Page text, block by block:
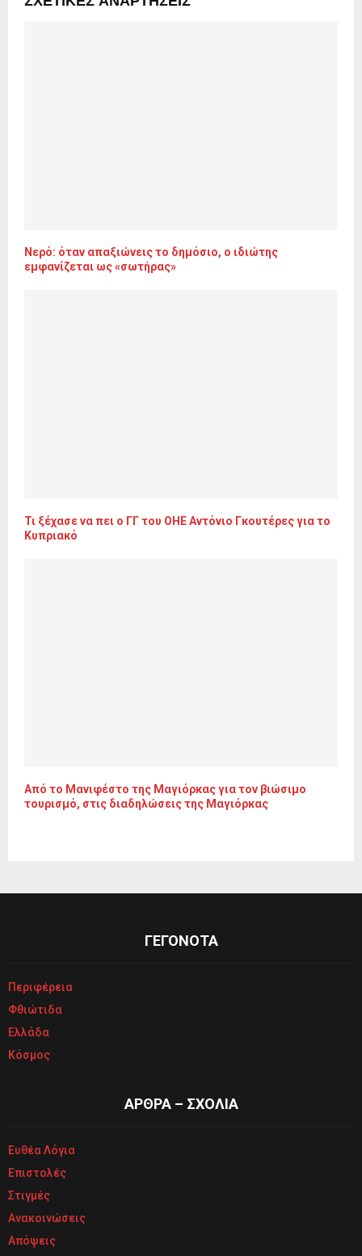
Νερό: όταν απαξιώνεις το δημόσιο, ο ιδιώτης
εμφανίζεται ως «σωτήρας»
Τι ξέχασε να πει ο ΓΓ του ΟΗΕ Αντόνιο Γκουτέρες για το
Κυπριακό
Από το Μανιφέστο της Μαγιόρκας για τον βιώσιμο
τουρισμό, στις διαδηλώσεις της Μαγιόρκας
ΓΕΓΟΝΟΤΑ
Περιφέρεια
Φθιώτιδα
Ελλάδα
Κόσμος
ΑΡΘΡΑ – ΣΧΟΛΙΑ
Ευθέα Λόγια
Επιστολές
Στιγμές
Ανακοινώσεις
Απόψεις